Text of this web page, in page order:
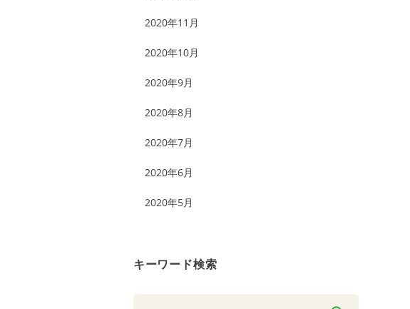
2020年11月
2020年10月
2020年9月
2020年8月
2020年7月
2020年6月
2020年5月
キーワード検索